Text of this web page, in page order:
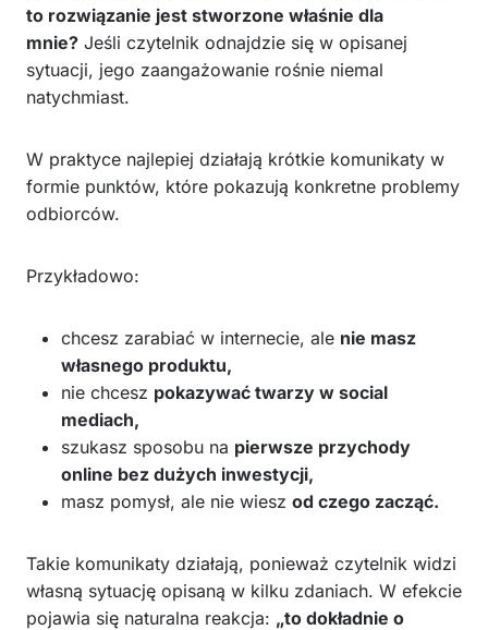
to rozwiązanie jest stworzone właśnie dla
mnie? Jeśli czytelnik odnajdzie się w opisanej
sytuacji, jego zaangażowanie rośnie niemal
natychmiast.
W praktyce najlepiej działają krótkie komunikaty w
formie punktów, które pokazują konkretne problemy
odbiorców.
Przykładowo:
chcesz zarabiać w internecie, ale nie masz
własnego produktu,
nie chcesz pokazywać twarzy w social
mediach,
szukasz sposobu na pierwsze przychody
online bez dużych inwestycji,
masz pomysł, ale nie wiesz od czego zacząć.
Takie komunikaty działają, ponieważ czytelnik widzi
własną sytuację opisaną w kilku zdaniach. W efekcie
pojawia się naturalna reakcja: „to dokładnie o